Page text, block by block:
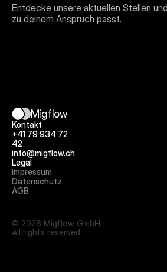
Entdecke unsere aktuellen Stellen
Migflow
Kontakt
+41 79 934 72
42
info@migflow.ch
Legal
Impressum
Datenschutz
AGB
© 2026 Migflow GmbH
All rights reserved.